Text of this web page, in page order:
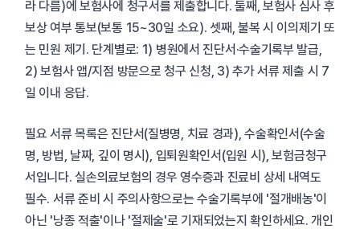
라 다름)에 보험사에 청구서를 제출합니다. 둘째, 보험사 심사 후
보상 여부 통보(보통 15~30일 소요). 셋째, 불복 시 이의제기 또
는 민원 제기. 단계별로: 1) 병원에서 진단서·수술기록부 발급,
2) 보험사 앱/지점 방문으로 청구 신청, 3) 추가 서류 제출 시 7
일 이내 응답.
필요 서류 목록은 진단서(질병명, 치료 경과), 수술확인서(수술
명, 방법, 날짜, 깊이 명시), 입퇴원확인서(입원 시), 보험금청구
서입니다. 실손의료보험의 경우 영수증과 진료비 상세 내역도
필수. 서류 준비 시 주의사항으로는 수술기록부에 '절개배농'이
아닌 '낭종 적출'이나 '절제술'로 기재되었는지 확인하세요. 개인